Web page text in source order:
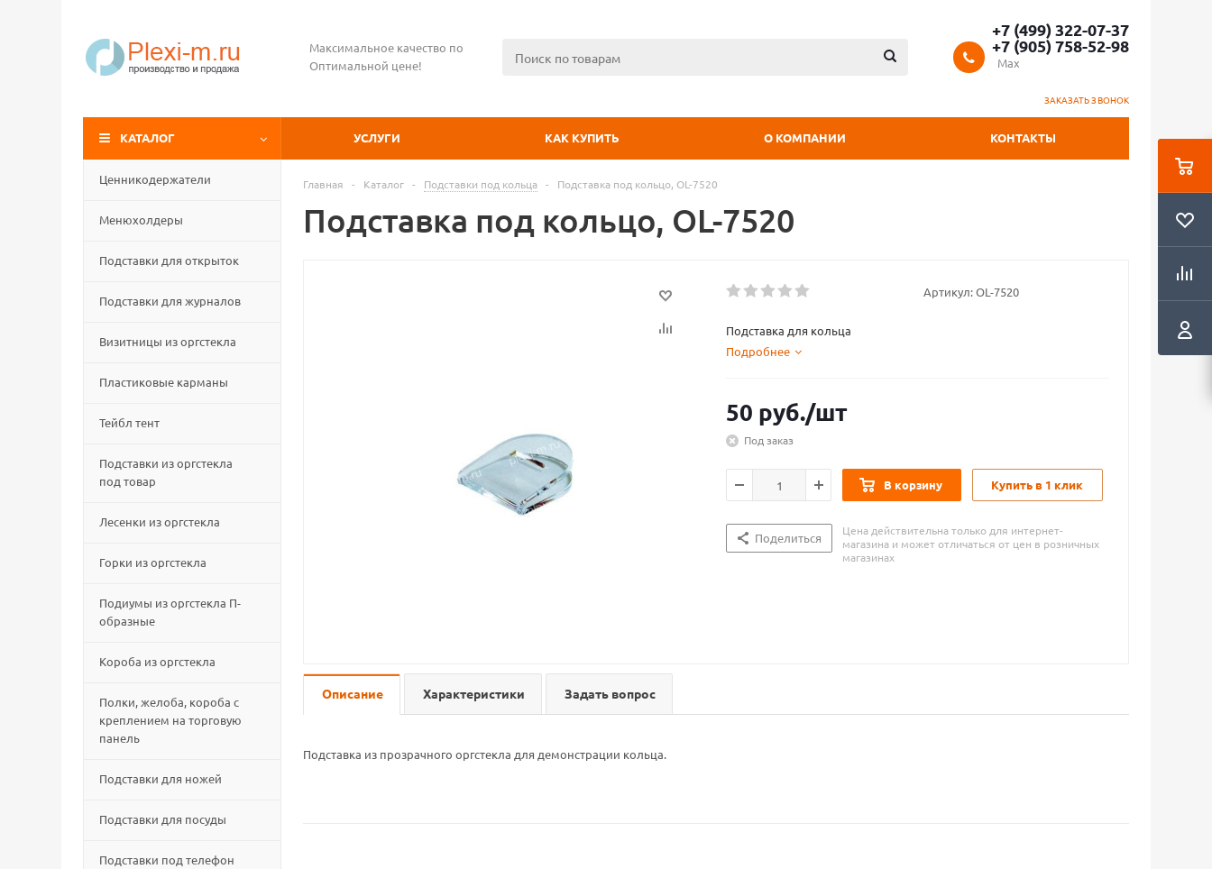
Максимальное качество по
Оптимальной цене!
+7 (499) 322-07-37
+7 (905) 758-52-98
Max
ЗАКАЗАТЬ ЗВОНОК
КАТАЛОГ УСЛУГИ КАК КУПИТЬ О КОМПАНИИ КОНТАКТЫ
Ценникодержатели
Менюхолдеры
Подставки для открыток
Подставки для журналов
Визитницы из оргстекла
Пластиковые карманы
Тейбл тент
Подставки из оргстекла
под товар
Лесенки из оргстекла
Горки из оргстекла
Подиумы из оргстекла П-
образные
Короба из оргстекла
Полки, желоба, короба с
креплением на торговую
панель
Подставки для ножей
Подставки для посуды
Подставки под телефон
Главная - Каталог - Подставки под кольца - Подставка под кольцо, OL-7520
Подставка под кольцо, OL-7520
Артикул: OL-7520
Подставка для кольца
Подробнее
50 руб./шт
Под заказ
В корзину Купить в 1 клик
Поделиться
Цена действительна только для интернет-
магазина и может отличаться от цен в розничных
магазинах
Описание Характеристики Задать вопрос
Подставка из прозрачного оргстекла для демонстрации кольца.